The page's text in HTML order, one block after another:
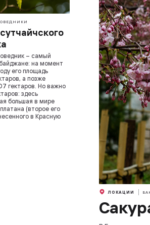
– самый
на момент
его площадь
а позже
гектаров. Но важно
здесь
большая в мире
(второе его
в Красную
ЛОКАЦИИ